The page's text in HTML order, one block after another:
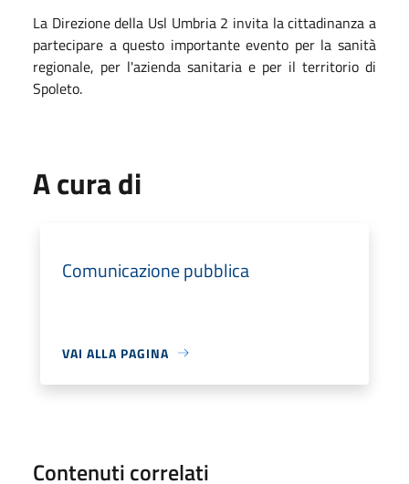
La Direzione della Usl Umbria 2 invita la cittadinanza a
partecipare a questo importante evento per la sanità
regionale, per l'azienda sanitaria e per il territorio di
Spoleto.
A cura di
Comunicazione pubblica
VAI ALLA PAGINA
Contenuti correlati